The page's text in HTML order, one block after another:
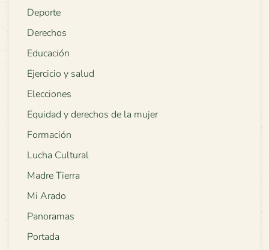
Deporte
Derechos
Educación
Ejercicio y salud
Elecciones
Equidad y derechos de la mujer
Formación
Lucha Cultural
Madre Tierra
Mi Arado
Panoramas
Portada